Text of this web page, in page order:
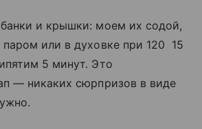
и крышки: моем их содой,
паром или в духовке при 120 15
5 минут. Это
— никаких сюрпризов в виде